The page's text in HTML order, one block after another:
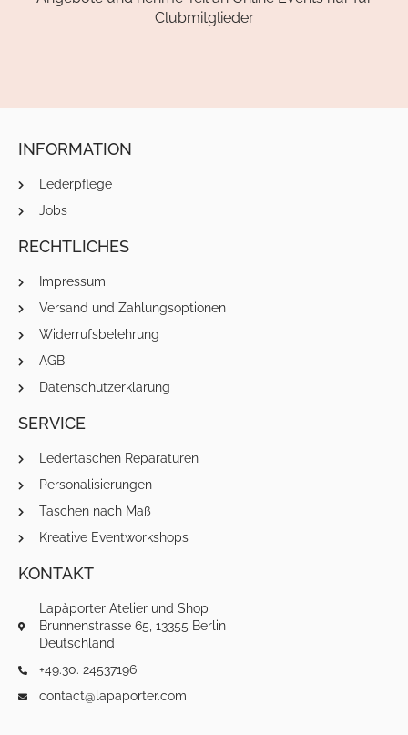
Clubmitglieder
INFORMATION
Lederpflege
Jobs
RECHTLICHES
Impressum
Versand und Zahlungsoptionen
Widerrufsbelehrung
AGB
Datenschutzerklärung
SERVICE
Ledertaschen Reparaturen
Personalisierungen
Taschen nach Maß
Kreative Eventworkshops
KONTAKT
Lapàporter Atelier und Shop
Brunnenstrasse 65, 13355 Berlin
Deutschland
+49.30. 24537196
contact@lapaporter.com